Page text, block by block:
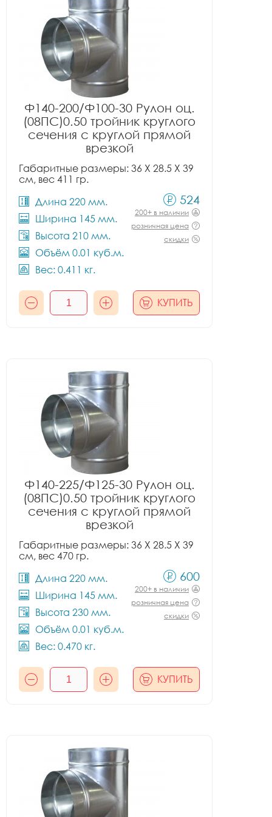
Ф140-200/Ф100-30 Рулон оц.
(08ПС)0.50 тройник круглого
сечения с круглой прямой
врезкой
Габаритные размеры: 36 X 28.5 X 39
см, вес 411 гр.
Длина 220 мм.
Ширина 145 мм.
Высота 210 мм.
Объём 0.01 куб.м.
Вес: 0.411 кг.
524
200+ в наличии
розничная цена
скидки
КУПИТЬ
Ф140-225/Ф125-30 Рулон оц.
(08ПС)0.50 тройник круглого
сечения с круглой прямой
врезкой
Габаритные размеры: 36 X 28.5 X 39
см, вес 470 гр.
Длина 220 мм.
Ширина 145 мм.
Высота 230 мм.
Объём 0.01 куб.м.
Вес: 0.470 кг.
600
200+ в наличии
розничная цена
скидки
КУПИТЬ